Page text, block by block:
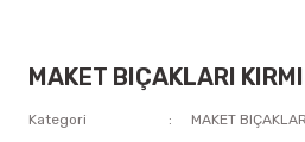
MAKET BIÇAKLARI
Kategori
MAKET